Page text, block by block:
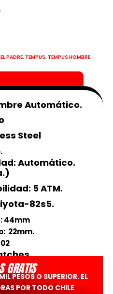
PADRE, TEMPUS, TEMPUS HOMBRE
Automático.
Steel
Automático.
5 ATM.
82s5.
44mm
22mm.
GRATIS
PESOS O SUPERIOR. EL
POR TODO CHILE